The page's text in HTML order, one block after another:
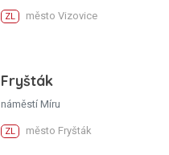
ZL město Vizovice
Fryšták
náměstí Míru
ZL město Fryšták